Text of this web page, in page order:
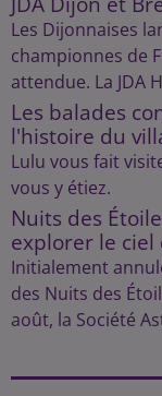
Les Dijonnaises
championnes de
attendue. La JDA
Les balades
l'histoire du
Lulu vous fait
vous y étiez.
Nuits des
explorer le ciel
Initialement
des Nuits des
août, la Société